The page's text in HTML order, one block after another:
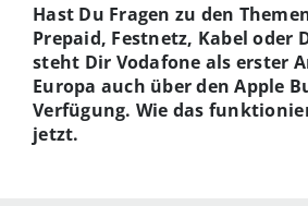
Hast Du Fragen zu den
Prepaid, Festnetz, Kabel oder
steht Dir Vodafone als erster
Europa auch über den Apple
Verfügung. Wie das
jetzt.